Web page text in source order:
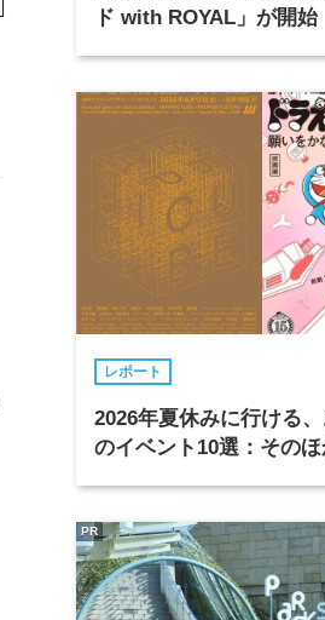
ド with ROYAL」が開始
レポート
2026年夏休みに行ける
のイベント10選：その
PR